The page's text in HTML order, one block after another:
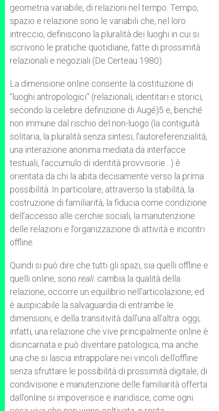
geometria variabile, di relazioni nel tempo. Tempo,
spazio e relazione sono le variabili che, nel loro
intreccio, definiscono la pluralità dei luoghi in cui si
iscrivono le pratiche quotidiane, fatte di prossimità
relazionali e negoziali (De Certeau 1980).
La dimensione online consente la costituzione di
“luoghi antropologici” (relazionali, identitari e storici,
secondo la celebre definizione di Augé)5 e, benché
non immune dal rischio del non-luogo (la contiguità
solitaria, la pluralità senza sintesi, l’autoreferenzialità,
una interazione anonima mediata da interfacce
testuali, l’accumulo di identità provvisorie…) è
orientata da chi la abita decisamente verso la prima
possibilità. In particolare, attraverso la stabilità, la
costruzione di familiarità, la fiducia come condizione
dell’accesso alle cerchie sociali, la manutenzione
delle relazioni e l’organizzazione di attività e incontri
offline.
Quindi si può dire che tutti gli spazi, sia quelli offline e
quelli online, sono reali: cambia la qualità della
relazione, occorre un equilibrio nell’articolazione, ed
è auspicabile la salvaguardia di entrambe le
dimensioni, e della transitività dall’una all’altra: oggi,
infatti, una relazione che vive principalmente online è
disincarnata e può diventare patologica, ma anche
una che si lascia intrappolare nei vincoli dell’offline
senza sfruttare le possibilità di prossimità digitale, di
condivisione e manutenzione delle familiarità offerta
dall’online si impoverisce e inaridisce, come ogni